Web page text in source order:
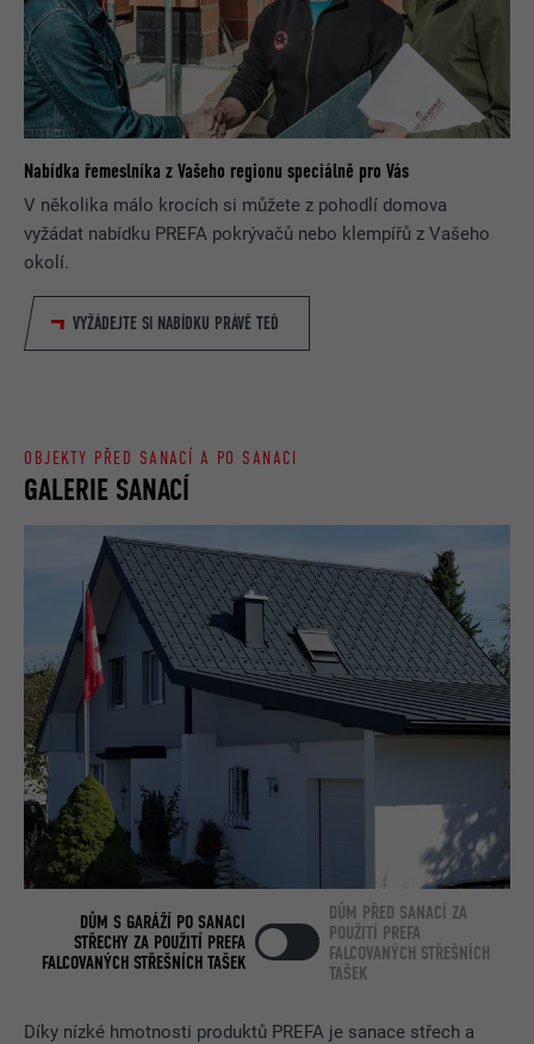
Nabídka řemeslníka z Vašeho regionu speciálně pro Vás
V několika málo krocích si můžete z pohodlí domova
vyžádat nabídku PREFA pokrývačů nebo klempířů z Vašeho
okolí.
VYŽÁDEJTE SI NABÍDKU PRÁVĚ TEĎ
Díky nízké hmotnosti produktů PREFA je sanace střech a
GALERIE SANACÍ
OBJEKTY PŘED SANACÍ A PO SANACI
DŮM S GARÁŽÍ PO SANACI
STŘECHY ZA POUŽITÍ PREFA
FALCOVANÝCH STŘEŠNÍCH TAŠEK
DŮM PŘED SANACÍ ZA
POUŽITÍ PREFA
FALCOVANÝCH STŘEŠNÍCH
TAŠEK